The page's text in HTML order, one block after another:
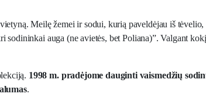
Meilę žemei ir sodui, kurią paveldėjau iš
auga (ne avietės, bet Poliana)”. Valgant
1998 m. pradėjome dauginti vaismedžių
.